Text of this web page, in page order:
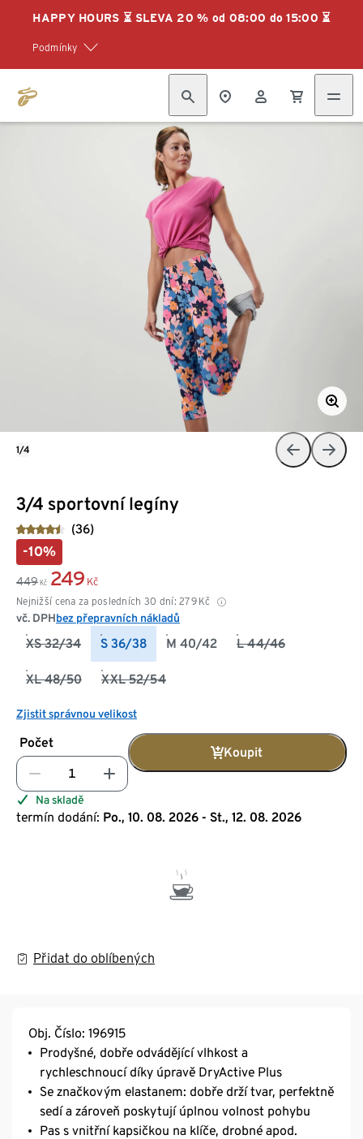
HAPPY HOURS ⏳ SLEVA 20 % od 08:00 do 15:00 ⏳
Podmínky
3/4 sportovní legíny
(36)
-10%
449 Kč 249 Kč
Nejnižší cena za posledních 30 dní: 279 Kč
vč. DPHbez přepravních nákladů
XS 32/34 S 36/38 M 40/42 L 44/46
XL 48/50 XXL 52/54
Zjistit správnou velikost
Počet
Koupit
Na skladě
termín dodání: Po., 10. 08. 2026 - St., 12. 08. 2026
Přidat do oblíbených
1/4
Obj. Číslo: 196915
Prodyšné, dobře odvádějící vlhkost a
rychleschnoucí díky úpravě DryActive Plus
Se značkovým elastanem: dobře drží tvar, perfektně
sedí a zároveň poskytují úplnou volnost pohybu
Pas s vnitřní kapsičkou na klíče, drobné apod.